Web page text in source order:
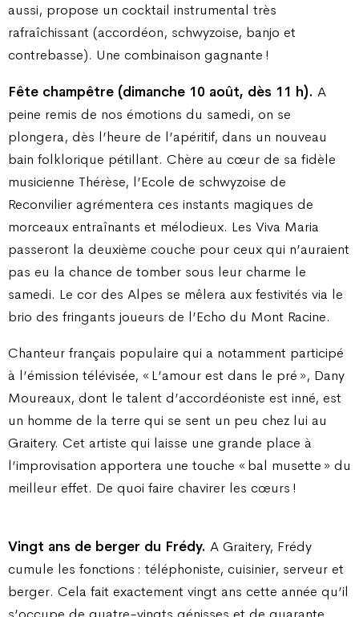
aussi, propose un cocktail instrumental très
rafraîchissant (accordéon, schwyzoise, banjo et
contrebasse). Une combinaison gagnante !
Fête champêtre (dimanche 10 août, dès 11 h). A
peine remis de nos émotions du samedi, on se
plongera, dès l’heure de l’apéritif, dans un nouveau
bain folklorique pétillant. Chère au cœur de sa fidèle
musicienne Thérèse, l’Ecole de schwyzoise de
Reconvilier agrémentera ces instants magiques de
morceaux entraînants et mélodieux. Les Viva Maria
passeront la deuxième couche pour ceux qui n’auraient
pas eu la chance de tomber sous leur charme le
samedi. Le cor des Alpes se mêlera aux festivités via le
brio des fringants joueurs de l’Echo du Mont Racine.
Chanteur français populaire qui a notamment participé
à l’émission télévisée, « L’amour est dans le pré », Dany
Moureaux, dont le talent d’accordéoniste est inné, est
un homme de la terre qui se sent un peu chez lui au
Graitery. Cet artiste qui laisse une grande place à
l’improvisation apportera une touche « bal musette » du
meilleur effet. De quoi faire chavirer les cœurs !
Vingt ans de berger du Frédy. A Graitery, Frédy
cumule les fonctions : téléphoniste, cuisinier, serveur et
berger. Cela fait exactement vingt ans cette année qu’il